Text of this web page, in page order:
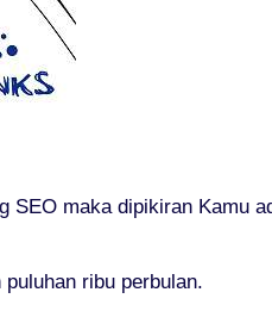
SEO maka dipikiran Kamu
ribu perbulan.